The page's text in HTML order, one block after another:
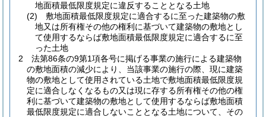
地面積最低限度規定に違反することとなる土地
(2)
敷地面積最低限度規定に適合するに至った建築物の敷
地又は所有権その他の権利に基づいて建築物の敷地とし
て使用するならば敷地面積最低限度規定に適合するに至
った土地
2
法第86条の9第1項各号に掲げる事業の施行による建築物
の敷地面積の減少により、当該事業の施行の際、現に建築
物の敷地として使用されている土地で敷地面積最低限度規
定に適合しなくなるもの又は現に存する所有権その他の権
利に基づいて建築物の敷地として使用するならば敷地面積
最低限度規定に適合しないこととなる土地について、その